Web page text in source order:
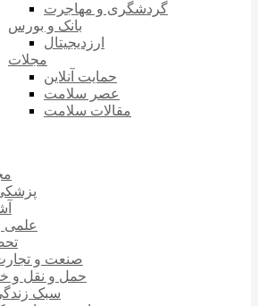
گردشگری و مهاجرت
بانک و بورس
ارزدیجیتال
مجلات
حمایت آنلاین
عصر سلامت
مقالات سلامت
علمی
صنعت و
حمل و نقل و
سبک